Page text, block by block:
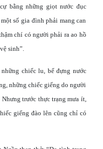
bằng những giọt nước đục
số gia đình phải mang can
chí có người phải ra ao hồ
sinh”.
chiếc lu, bể đựng nước
những chiếc giếng do người
Nhưng trước thực trạng mưa ít,
giếng đào lên cũng chỉ có